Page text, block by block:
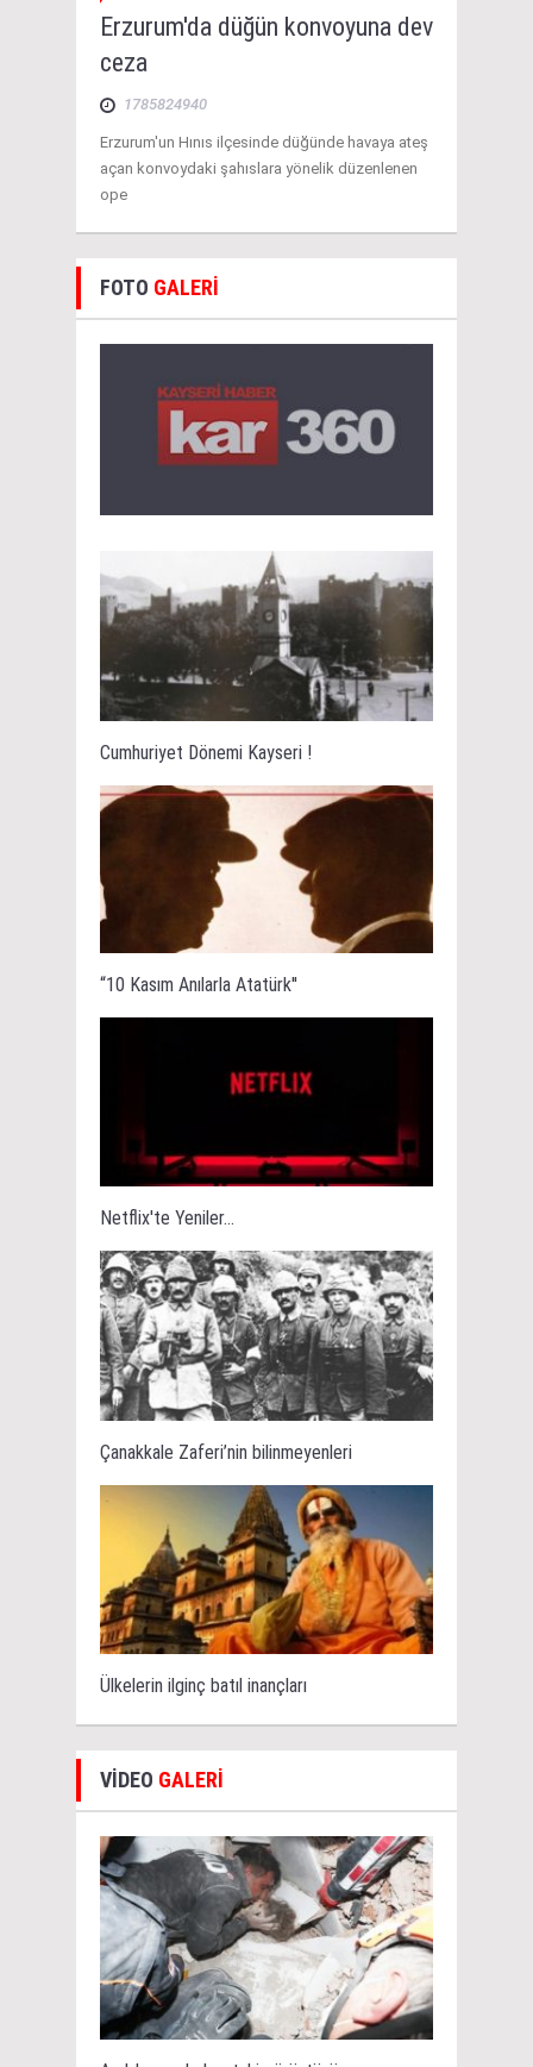
Erzurum'da düğün konvoyuna dev
ceza
1785824940
Erzurum'un Hınıs ilçesinde düğünde havaya ateş
açan konvoydaki şahıslara yönelik düzenlenen
ope
FOTO GALERİ
Cumhuriyet Dönemi Kayseri !
“10 Kasım Anılarla Atatürk''
Netflix'te Yeniler...
Çanakkale Zaferi’nin bilinmeyenleri
Ülkelerin ilginç batıl inançları
VİDEO GALERİ